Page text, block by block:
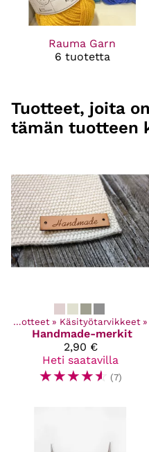
Rauma Garn
6 tuotetta
Tuotteet, joita
tämän tuotteen
Kaikki tuotteet ‪» Käsityötarvikkeet ‪»
Handmade-merkit
2,90 €
Heti saatavilla
☆☆☆☆☆ (7)